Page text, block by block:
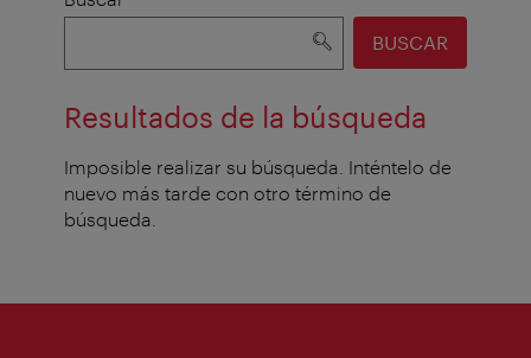
BUSCAR
Resultados de la búsqueda
Imposible realizar su búsqueda. Inténtelo de
nuevo más tarde con otro término de
búsqueda.